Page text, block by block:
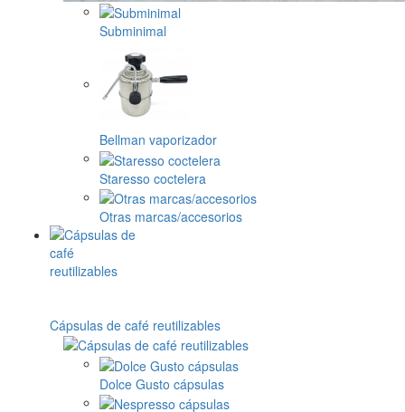
Subminimal
Bellman vaporizador
Staresso coctelera
Otras marcas/accesorios
Cápsulas de café reutilizables
Dolce Gusto cápsulas